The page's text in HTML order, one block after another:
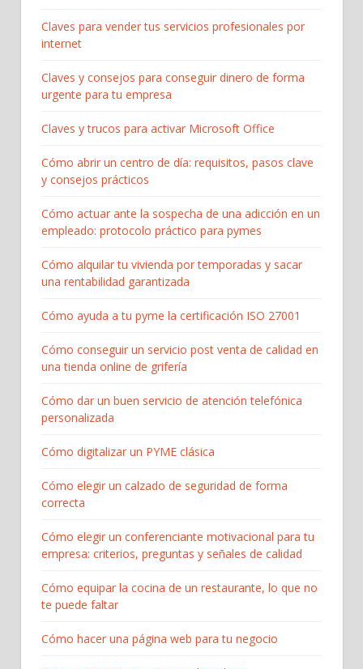
Claves para vender tus servicios profesionales por
internet
Claves y consejos para conseguir dinero de forma
urgente para tu empresa
Claves y trucos para activar Microsoft Office
Cómo abrir un centro de día: requisitos, pasos clave
y consejos prácticos
Cómo actuar ante la sospecha de una adicción en un
empleado: protocolo práctico para pymes
Cómo alquilar tu vivienda por temporadas y sacar
una rentabilidad garantizada
Cómo ayuda a tu pyme la certificación ISO 27001
Cómo conseguir un servicio post venta de calidad en
una tienda online de grifería
Cómo dar un buen servicio de atención telefónica
personalizada
Cómo digitalizar un PYME clásica
Cómo elegir un calzado de seguridad de forma
correcta
Cómo elegir un conferenciante motivacional para tu
empresa: criterios, preguntas y señales de calidad
Cómo equipar la cocina de un restaurante, lo que no
te puede faltar
Cómo hacer una página web para tu negocio